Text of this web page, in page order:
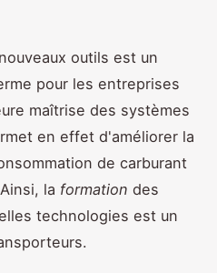
outils est un
pour les entreprises
maîtrise des systèmes
en effet d'améliorer la
de carburant
la formation des
technologies est un